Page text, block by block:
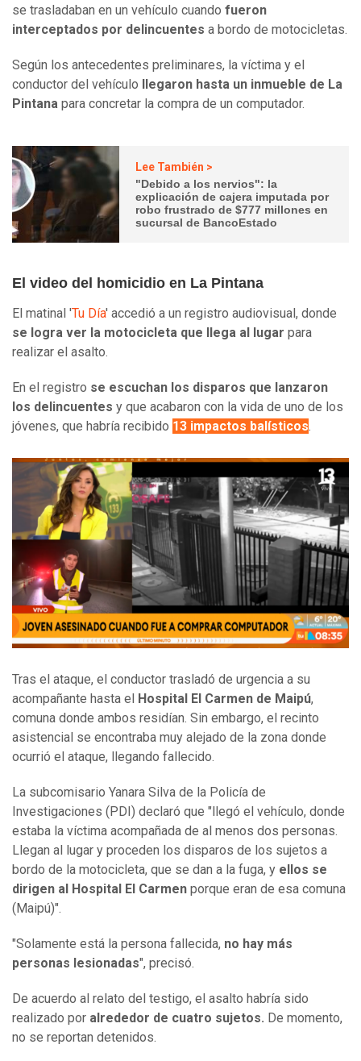
se trasladaban en un vehículo cuando fueron
interceptados por delincuentes a bordo de motocicletas.
Según los antecedentes preliminares, la víctima y el
conductor del vehículo llegaron hasta un inmueble de La
Pintana para concretar la compra de un computador.
Lee También >
"Debido a los nervios": la
explicación de cajera imputada por
robo frustrado de $777 millones en
sucursal de BancoEstado
El video del homicidio en La Pintana
El matinal 'Tu Día' accedió a un registro audiovisual, donde
se logra ver la motocicleta que llega al lugar para
realizar el asalto.
En el registro se escuchan los disparos que lanzaron
los delincuentes y que acabaron con la vida de uno de los
jóvenes, que habría recibido 13 impactos balísticos.
Tras el ataque, el conductor trasladó de urgencia a su
acompañante hasta el Hospital El Carmen de Maipú,
comuna donde ambos residían. Sin embargo, el recinto
asistencial se encontraba muy alejado de la zona donde
ocurrió el ataque, llegando fallecido.
La subcomisario Yanara Silva de la Policía de
Investigaciones (PDI) declaró que "llegó el vehículo, donde
estaba la víctima acompañada de al menos dos personas.
Llegan al lugar y proceden los disparos de los sujetos a
bordo de la motocicleta, que se dan a la fuga, y ellos se
dirigen al Hospital El Carmen porque eran de esa comuna
(Maipú)".
"Solamente está la persona fallecida, no hay más
personas lesionadas", precisó.
De acuerdo al relato del testigo, el asalto habría sido
realizado por alrededor de cuatro sujetos. De momento,
no se reportan detenidos.